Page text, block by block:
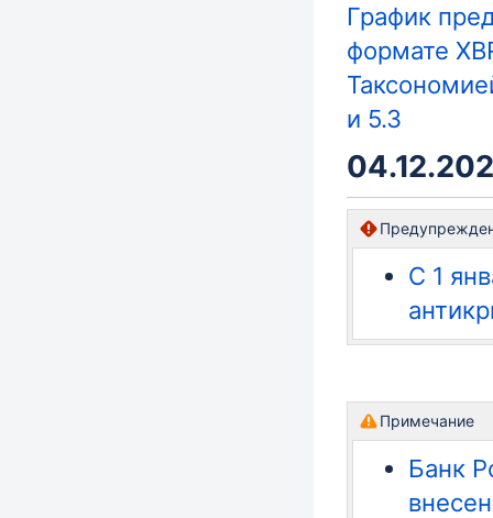
График
формате
и 5.3
С 1
Примечание
Банк